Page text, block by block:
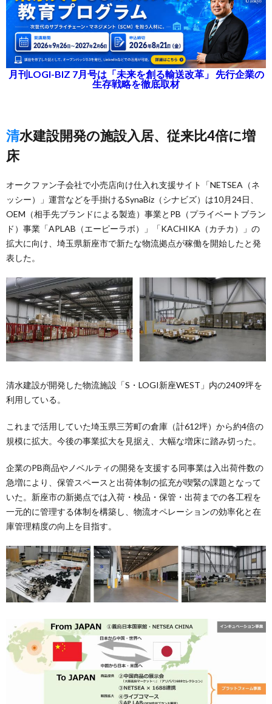
月刊LOGI-BIZ 7月号は「未来を創る輸送改革」 先行企業の
生存戦略を徹底取材
清水建設開発の施設入居、従来比4倍に増
床
オークファン子会社で小売店向け仕入れ支援サイト「NETSEA（ネ
ッシー）」運営などを手掛けるSynaBiz（シナビズ）は10月24日、
OEM（相手先ブランドによる製造）事業とPB（プライベートブラン
ド）事業「APLAB（エーピーラボ）」「KACHIKA（カチカ）」の
拡大に向け、埼玉県新座市で新たな物流拠点が稼働を開始したと発
表した。
清水建設が開発した物流施設「S・LOGI新座WEST」内の2409坪を
利用している。
これまで活用していた埼玉県三芳町の倉庫（計612坪）から約4倍の
規模に拡大。今後の事業拡大を見据え、大幅な増床に踏み切った。
企業のPB商品やノベルティの開発を支援する同事業は入出荷件数の
急増により、保管スペースと出荷体制の拡充が喫緊の課題となって
いた。新座市の新拠点では入荷・検品・保管・出荷までの各工程を
一元的に管理する体制を構築し、物流オペレーションの効率化と在
庫管理精度の向上を目指す。